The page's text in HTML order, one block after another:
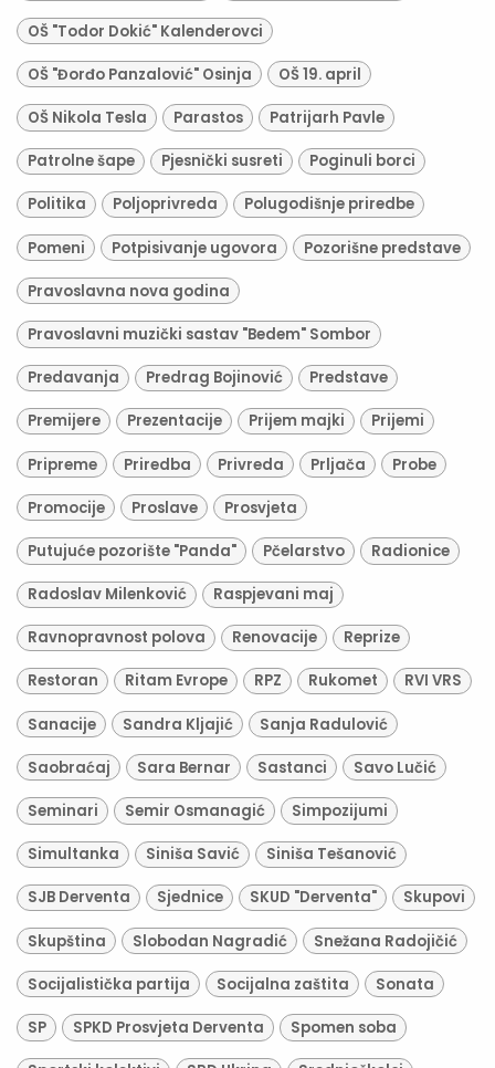
OŠ "Todor Dokić" Kalenderovci
OŠ "Đorđo Panzalović" Osinja OŠ 19. april
OŠ Nikola Tesla Parastos Patrijarh Pavle
Patrolne šape Pjesnički susreti Poginuli borci
Politika Poljoprivreda Polugodišnje priredbe
Pomeni Potpisivanje ugovora Pozorišne predstave
Pravoslavna nova godina
Pravoslavni muzički sastav "Bedem" Sombor
Predavanja Predrag Bojinović Predstave
Premijere Prezentacije Prijem majki Prijemi
Pripreme Priredba Privreda Prljača Probe
Promocije Proslave Prosvjeta
Putujuće pozorište "Panda" Pčelarstvo Radionice
Radoslav Milenković Raspjevani maj
Ravnopravnost polova Renovacije Reprize
Restoran Ritam Evrope RPZ Rukomet RVI VRS
Sanacije Sandra Kljajić Sanja Radulović
Saobraćaj Sara Bernar Sastanci Savo Lučić
Seminari Semir Osmanagić Simpozijumi
Simultanka Siniša Savić Siniša Tešanović
SJB Derventa Sjednice SKUD "Derventa" Skupovi
Skupština Slobodan Nagradić Snežana Radojičić
Socijalistička partija Socijalna zaštita Sonata
SP SPKD Prosvjeta Derventa Spomen soba